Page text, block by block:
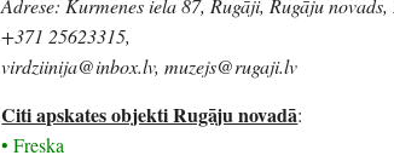
Adrese: Kurmenes iela 87, Rugāji, Rugāju
+371 25623315,
virdziinija@inbox.lv, muzejs@rugaji.lv
Citi apskates objekti Rugāju novadā:
• Freska